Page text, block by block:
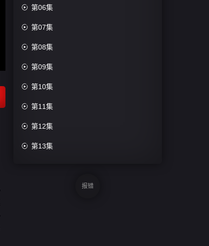
 第06集
 第07集
 第08集
 第09集
 第10集
 第11集
 第12集
 第13集
报错